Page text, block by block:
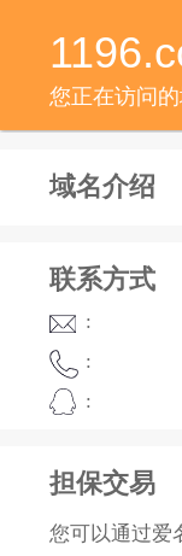
您正在访问的
域名介绍
联系方式
:
:
:
担保交易
您可以通过爱